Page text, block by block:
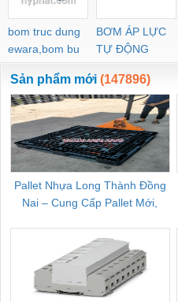
bom truc dung
ewara,bom bu
ewara
BƠM ÁP LỰC
TỰ ĐỘNG
Sản phẩm mới (147896)
Pallet Nhựa Long Thành Đồng
Nai – Cung Cấp Pallet Mới,